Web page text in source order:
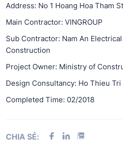
Address: No 1 Hoang Hoa Tham
Main Contractor: VINGROUP
Sub Contractor: Nam An
Construction
Project Owner: Ministry of
Design Consultancy: Ho Thieu Tri
Completed Time: 02/2018
CHIA SẺ: